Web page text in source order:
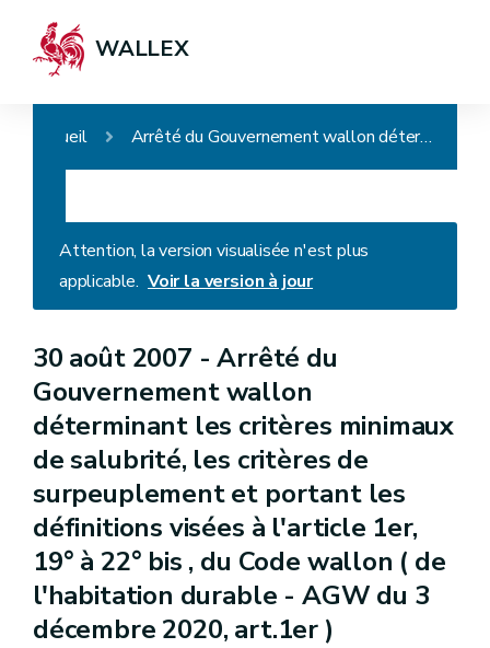
WALLEX
Accueil Arrêté du Gouvernement wallon déterminant les critères minimaux de salubrité, les critères de surpeuplement et portant les définitions visées à l'article 1er, 19° à 22° bis , du Code wallon ( de l'habitation durable - AGW du 3 décembre 2020, art.1er )
Attention, la version visualisée n'est plus
applicable. Voir la version à jour
30 août 2007 -Arrêté du
Gouvernement wallon
déterminant les critères minimaux
de salubrité, les critères de
surpeuplement et portant les
définitions visées à l'article 1er,
19° à 22° bis , du Code wallon ( de
l'habitation durable - AGW du 3
décembre 2020, art.1er )